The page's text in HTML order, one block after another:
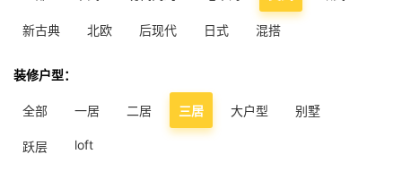
新古典 北欧 后现代 日式 混搭
装修户型：
全部 一居 二居 三居 大户型 别墅
跃层 loft